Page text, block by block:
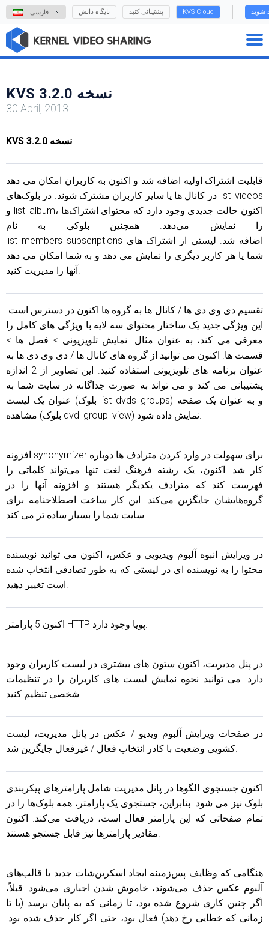
فارسی پایگاه دانش پشتیبانی کنید KVS Cloud شوید
KVS نسخه 3.2.0
30 April, 2013
KVS نسخه 3.2.0
قابلیت اشتراک اولیه اضافه شد و اکنون به کاربران امکان می دهد
در کانال ها یا سایر کاربران مشترک شوند. در بلوک‌های list_videos
و list_album، اکنون حالت جدیدی وجود دارد که محتوای اشتراک‌ها
را نمایش می‌دهد. همچنین بلوکی به نام
list_members_subscriptions اضافه شد. لیستی از اشتراک های
شما یا هر کاربر دیگری را نمایش می دهد و به شما امکان می دهد
آنها را مدیریت کنید.
تقسیم دی وی دی ها / کانال ها به گروه ها اکنون در دسترس است.
این ویژگی جدید یک ساختار محتوای سه لایه با ویژگی های کامل را
معرفی می کند، به عنوان مثال. نمایش تلویزیونی > فصل ها >
قسمت ها. اکنون می توانید از گروه های کانال ها / دی وی دی ها به
عنوان برنامه های تلویزیونی استفاده کنید. این تصاویر از 2 اندازه
پشتیبانی می کند و می تواند به صورت جداگانه در سایت شما به
عنوان یک لیست (بلوک list_dvds_groups) و به عنوان یک صفحه
مشاهده (بلوک dvd_group_view) نمایش داده شود.
افزونه synonymizer برای سهولت در وارد کردن مترادف ها دوباره
کار شد. اکنون، یک رشته فرهنگ لغت تنها می‌تواند کلماتی را
فهرست کند که مترادف یکدیگر هستند و افزونه آنها را در
گروه‌هایشان جایگزین می‌کند. این کار ساخت اصطلاحنامه برای
سایت شما را بسیار ساده تر می کند.
در ویرایش انبوه آلبوم ویدیویی و عکس، اکنون می توانید نویسنده
محتوا را به نویسنده ای در لیستی که به طور تصادفی انتخاب شده
است تغییر دهید.
اکنون 5 پارامتر HTTP پویا وجود دارد.
در پنل مدیریت، اکنون ستون های بیشتری در لیست کاربران وجود
دارد. می توانید نحوه نمایش لیست های کاربران را در تنظیمات
شخصی تنظیم کنید.
در صفحات ویرایش آلبوم ویدیو / عکس در پانل مدیریت، لیست
کشویی وضعیت با کادر انتخاب فعال / غیرفعال جایگزین شد.
اکنون جستجوی الگوها در پانل مدیریت شامل پارامترهای پیکربندی
بلوک نیز می شود. بنابراین، جستجوی یک پارامتر، همه بلوک‌ها را در
تمام صفحاتی که این پارامتر فعال است، دریافت می‌کند. اکنون
مقادیر پارامترها نیز قابل جستجو هستند.
هنگامی که وظایف پس‌زمینه ایجاد اسکرین‌شات جدید یا قالب‌های
آلبوم عکس حذف می‌شوند، خاموش شدن اجباری می‌شود. قبلاً،
اگر چنین کاری شروع شده بود، تا زمانی که به پایان برسد (یا تا
زمانی که خطایی رخ دهد) فعال بود، حتی اگر کار حذف شده بود.